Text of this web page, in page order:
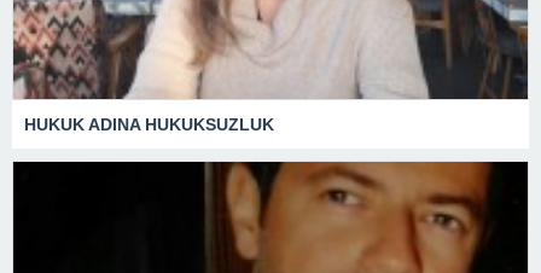
HUKUK ADINA HUKUKSUZLUK